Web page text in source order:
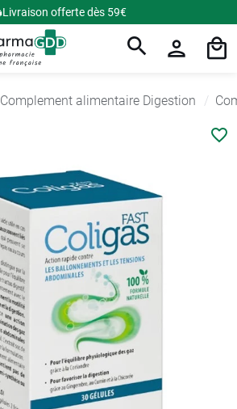
Livraison offerte dès 59€
Complement alimentaire Digestion